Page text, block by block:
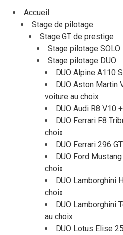
Accueil
Stage de pilotage
Stage GT de prestige
Stage pilotage SOLO
Stage pilotage DUO
DUO Alpine A110
DUO Aston Martin
voiture au choix
DUO Audi R8 V10
DUO Ferrari F8
choix
DUO Ferrari 296
DUO Ford
choix
DUO Lamborghini
choix
DUO Lamborghini
au choix
DUO Lotus Elise